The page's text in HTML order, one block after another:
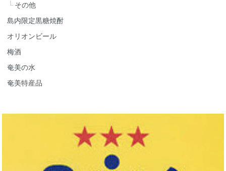
その他
島内限定黒糖焼酎
オリオンビール
梅酒
奄美の水
奄美特産品